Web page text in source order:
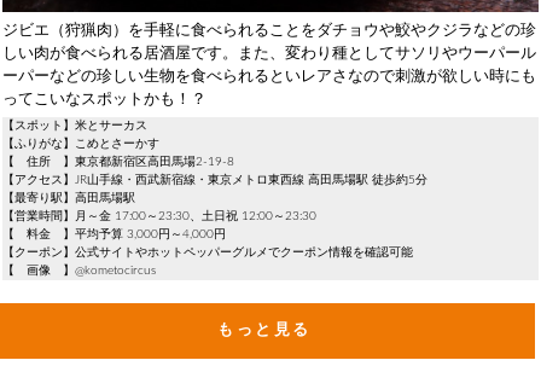
ジビエ（狩猟肉）を手軽に食べられることをダチョウや鮫やクジラなどの珍
しい肉が食べられる居酒屋です。また、変わり種としてサソリやウーパール
ーパーなどの珍しい生物を食べられるといレアさなので刺激が欲しい時にも
ってこいなスポットかも！？
【スポット】米とサーカス
【ふりがな】こめとさーかす
【 住所 】東京都新宿区高田馬場2-19-8
【アクセス】JR山手線・西武新宿線・東京メトロ東西線 高田馬場駅 徒歩約5分
【最寄り駅】高田馬場駅
【営業時間】月～金 17:00～23:30、土日祝 12:00～23:30
【 料金 】平均予算 3,000円～4,000円
【クーポン】公式サイトやホットペッパーグルメでクーポン情報を確認可能
【 画像 】@kometocircus
もっと見る